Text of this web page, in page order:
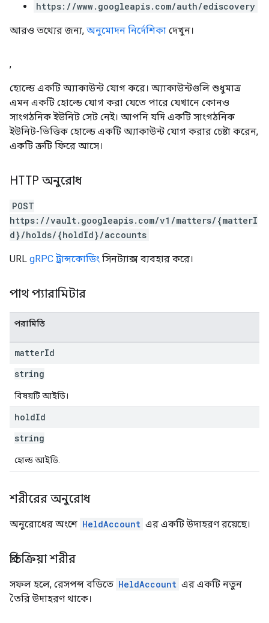
https://www.googleapis.com/auth/ediscovery
আরও তথ্যের জন্য, অনুমোদন নির্দেশিকা দেখুন।
,
হোল্ডে একটি অ্যাকাউন্ট যোগ করে। অ্যাকাউন্টগুলি শুধুমাত্র
এমন একটি হোল্ডে যোগ করা যেতে পারে যেখানে কোনও
সাংগঠনিক ইউনিট সেট নেই। আপনি যদি একটি সাংগঠনিক
ইউনিট-ভিত্তিক হোল্ডে একটি অ্যাকাউন্ট যোগ করার চেষ্টা করেন,
একটি ত্রুটি ফিরে আসে।
HTTP অনুরোধ
POST
https://vault.googleapis.com/v1/matters/{matterI
d}/holds/{holdId}/accounts
URL gRPC ট্রান্সকোডিং সিনট্যাক্স ব্যবহার করে।
পাথ প্যারামিটার
পরামিতি
matterId
string
বিষয়টি আইডি।
holdId
string
হোল্ড আইডি.
শরীরের অনুরোধ
অনুরোধের অংশে HeldAccount এর একটি উদাহরণ রয়েছে।
প্রতিক্রিয়া শরীর
সফল হলে, রেসপন্স বডিতে HeldAccount এর একটি নতুন
তৈরি উদাহরণ থাকে।